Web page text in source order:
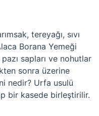
tereyağı, sıvı
Borana Yemeği
sapları ve nohutlar
sonra üzerine
nedir? Urfa usulü
bir kasede birleştirilir.